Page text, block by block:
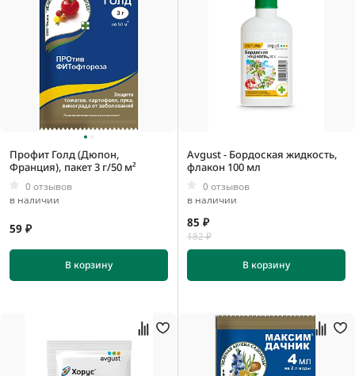
Профит Голд (Дюпон,
Франция), пакет 3 г/50 м²
0 отзывов
в наличии
59 ₽
В корзину
Avgust - Бордоская жидкость,
флакон 100 мл
0 отзывов
в наличии
85 ₽
182 ₽
В корзину